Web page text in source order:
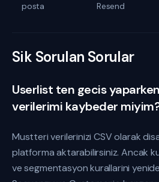
posta
Resend
Sik Sorulan Sorular
Userlist ten gecis
verilerimi kaybeder
Mustteri verilerinizi CSV olarak
platforma aktarabilirsiniz. Ancak
ve segmentasyon kurallarini